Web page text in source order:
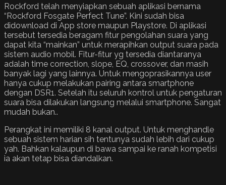
Rockford telah menyiapkan sebuah aplikasi bernama
“Rockford Fosgate Perfect Tune”. Kini sudah bisa
didownload di App store maupun Playstore. Di aplikasi
tersebut tersedia beragam fitur pengolahan suara yang
dapat kita “mainkan” untuk merapihkan output suara pada
sistem audio mobil. Fitur-fitur yg tersedia diantaranya
adalah time correction, slope, EQ, crossover, dan masih
banyak lagi yang lainnya. Untuk mengoprasikannya user
hanya cukup melakukan pairing antara smartphone
dengan DSR1. Setelah itu seluruh kontrol untuk pengaturan
suara bisa dilakukan langsung melalui smartphone. Sangat
mudah bukan..
Perangkat ini memiliki 8 kanal output. Untuk menghandle
sebuah sistem harian sih tentunya sudah lebih dari cukup
yah. Bahkan kalaupun di bawa sampai ke ranah kompetisi
ia akan tetap bisa diandalkan.